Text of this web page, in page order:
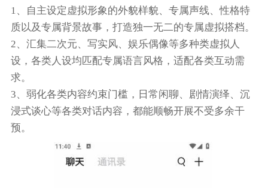
1、自主设定虚拟形象的外貌样貌、专属声线、性格特
质以及专属背景故事，打造独一无二的专属虚拟搭档。
2、汇集二次元、写实风、娱乐偶像等多种类虚拟人
设，各类人设均匹配专属语言风格，适配各类互动需
求。
3、弱化各类内容约束门槛，日常闲聊、剧情演绎、沉
浸式谈心等各类对话内容，都能顺畅开展不受多余干
预。